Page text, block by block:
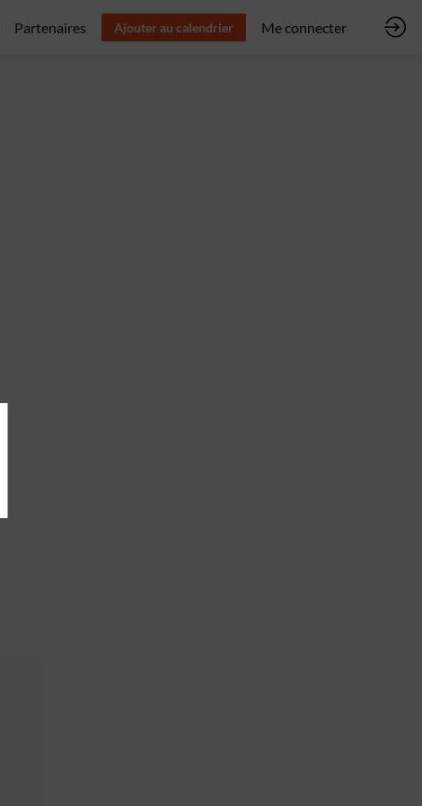
Partenaires Ajouter au calendrier Me connecter